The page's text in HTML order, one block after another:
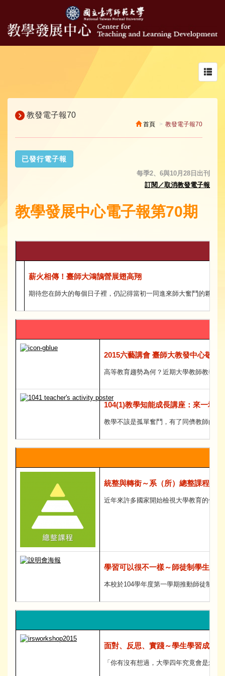
教發電子報70
首頁 教發電子報70
已發行電子報
每季2、6與10月28日出刊
訂閱／取消教發電子報
教學發展中心電子報第70期
薪火相傳！臺師大鴻鵠營展翅高翔
期待您在師大的每個日子裡，仍記得當初一同進來師大奮鬥的夥伴
2015六藝講會 臺師大教發中心敬邀
高等教育趨勢為何？近期大學教師教學
104(1)教學知能成長講座：來一場
教學不該是孤單奮鬥，有了同儕教師的
統整與轉銜～系（所）總整課程補助
近年來許多國家開始檢視大學教育的價
學習可以很不一樣～師徒制學生學
本校於104學年度第一學期推動師徒制學
面對、反思、實踐～學生學習成長
「你有沒有想過，大學四年究竟會是怎